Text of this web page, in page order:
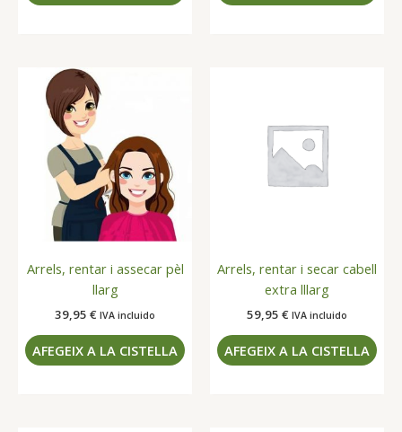
Arrels, rentar i assecar pèl
llarg
39,95 € IVA incluido
AFEGEIX A LA CISTELLA
Arrels, rentar i secar cabell
extra lllarg
59,95 € IVA incluido
AFEGEIX A LA CISTELLA